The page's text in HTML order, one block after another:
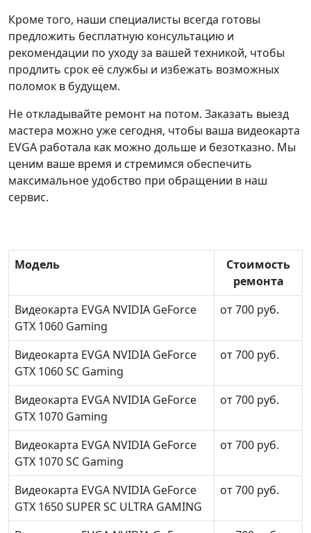
Кроме того, наши специалисты всегда готовы
предложить бесплатную консультацию и
рекомендации по уходу за вашей техникой, чтобы
продлить срок её службы и избежать возможных
поломок в будущем.
Не откладывайте ремонт на потом. Заказать выезд
мастера можно уже сегодня, чтобы ваша видеокарта
EVGA работала как можно дольше и безотказно. Мы
ценим ваше время и стремимся обеспечить
максимальное удобство при обращении в наш
сервис.
Модель
Стоимость
ремонта
Видеокарта EVGA NVIDIA GeForce
GTX 1060 Gaming
от 700 руб.
Видеокарта EVGA NVIDIA GeForce
GTX 1060 SC Gaming
от 700 руб.
Видеокарта EVGA NVIDIA GeForce
GTX 1070 Gaming
от 700 руб.
Видеокарта EVGA NVIDIA GeForce
GTX 1070 SC Gaming
от 700 руб.
Видеокарта EVGA NVIDIA GeForce
GTX 1650 SUPER SC ULTRA GAMING
от 700 руб.